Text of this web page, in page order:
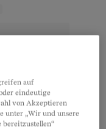
genau gedeckt
Police
auf
eindeutige
von Akzeptieren
unter „Wir und unsere
bereitzustellen“